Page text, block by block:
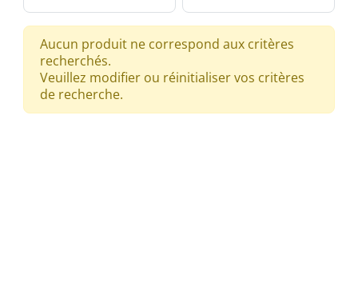
Aucun produit ne correspond aux critères
recherchés.
Veuillez modifier ou réinitialiser vos critères
de recherche.